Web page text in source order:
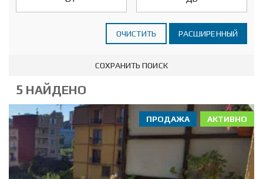
ОЧИСТИТЬ РАСШИРЕННЫЙ
СОХРАНИТЬ ПОИСК
5 НАЙДЕНО
АКТИВНО
ПРОДАЖА